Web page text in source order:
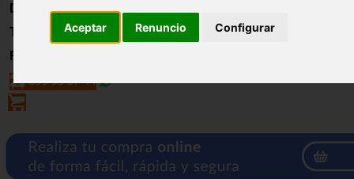
Aceptar Renuncio Configurar
Directorio
Trabajo
Registro